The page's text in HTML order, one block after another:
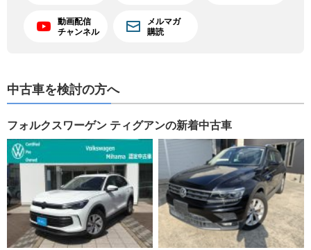
動画配信
チャンネル
メルマガ
購読
中古車を検討の方へ
フォルクスワーゲン ティグアンの新着中古車